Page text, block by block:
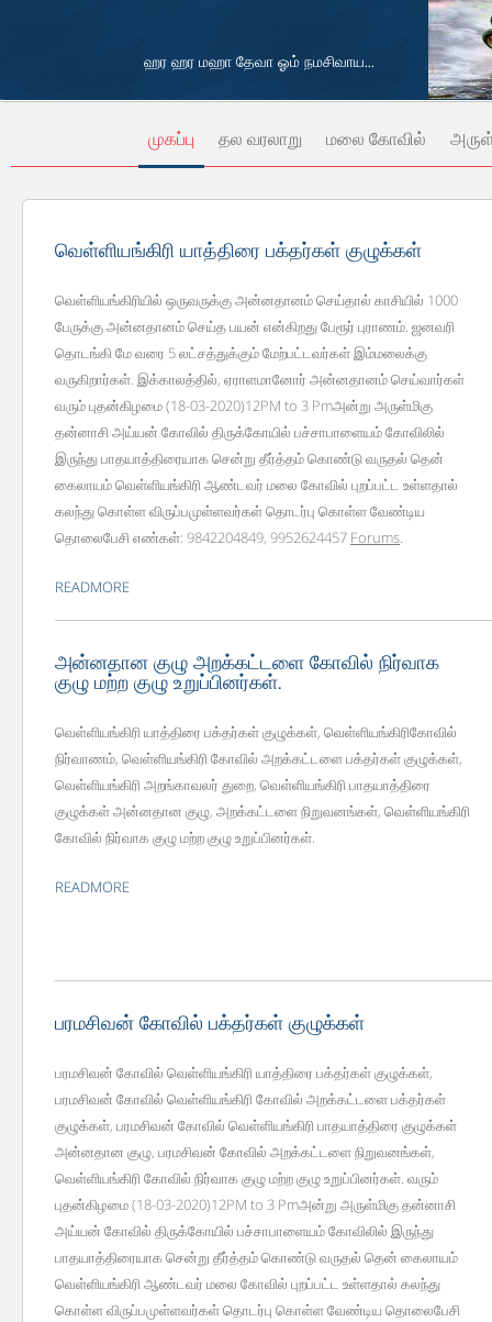
ஹர ஹர மஹா தேவா ஓம் நமசிவாய...
முகப்பு தல வரலாறு மலை கோவில்
வெள்ளியங்கிரி யாத்திரை பக்தர்கள் குழுக்கள்
வெள்ளியங்கிரியில் ஒருவருக்கு அன்னதானம் செய்தால் காசியில் 1000
பேருக்கு அன்னதானம் செய்த பயன் என்கிறது பேரூர் புராணம். ஜனவரி
தொடங்கி மே வரை 5 லட்சத்துக்கும் மேற்பட்டவர்கள் இம்மலைக்கு
வருகிறார்கள். இக்காலத்தில், ஏராளமானோர் அன்னதானம் செய்வார்கள்
வரும் புதன்கிழமை (18-03-2020)12PM to 3 Pmஅன்று அருள்மிகு
தன்னாசி அய்யன் கோவில் திருக்கோயில் பச்சாபாளையம் கோவிலில்
இருந்து பாதயாத்திரையாக சென்று தீர்த்தம் கொண்டு வருதல் தென்
கைலாயம் வெள்ளியங்கிரி ஆண்டவர் மலை கோவில் புறப்பட்ட உள்ளதால்
கலந்து கொள்ள விருப்பமுள்ளவர்கள் தொடர்பு கொள்ள வேண்டிய
தொலைபேசி எண்கள்: 9842204849, 9952624457 Forums.
READMORE
அன்னதான குழு அறக்கட்டளை கோவில் நிர்வாக
குழு மற்ற குழு உறுப்பினர்கள்.
வெள்ளியங்கிரி யாத்திரை பக்தர்கள் குழுக்கள், வெள்ளியங்கிரிகோவில்
நிர்வாணம், வெள்ளியங்கிரி கோவில் அறக்கட்டளை பக்தர்கள் குழுக்கள்,
வெள்ளியங்கிரி அறங்காவலர் துறை, வெள்ளியங்கிரி பாதயாத்திரை
குழுக்கள் அன்னதான குழு, அறக்கட்டளை நிறுவனங்கள், வெள்ளியங்கிரி
கோவில் நிர்வாக குழு மற்ற குழு உறுப்பினர்கள்.
READMORE
பரமசிவன் கோவில் பக்தர்கள் குழுக்கள்
பரமசிவன் கோவில் வெள்ளியங்கிரி யாத்திரை பக்தர்கள் குழுக்கள்,
பரமசிவன் கோவில் வெள்ளியங்கிரி கோவில் அறக்கட்டளை பக்தர்கள்
குழுக்கள், பரமசிவன் கோவில் வெள்ளியங்கிரி பாதயாத்திரை குழுக்கள்
அன்னதான குழு, பரமசிவன் கோவில் அறக்கட்டளை நிறுவனங்கள்,
வெள்ளியங்கிரி கோவில் நிர்வாக குழு மற்ற குழு உறுப்பினர்கள். வரும்
புதன்கிழமை (18-03-2020)12PM to 3 Pmஅன்று அருள்மிகு தன்னாசி
அய்யன் கோவில் திருக்கோயில் பச்சாபாளையம் கோவிலில் இருந்து
பாதயாத்திரையாக சென்று தீர்த்தம் கொண்டு வருதல் தென் கைலாயம்
வெள்ளியங்கிரி ஆண்டவர் மலை கோவில் புறப்பட்ட உள்ளதால் கலந்து
கொள்ள விருப்பமுள்ளவர்கள் தொடர்பு கொள்ள வேண்டிய தொலைபேசி